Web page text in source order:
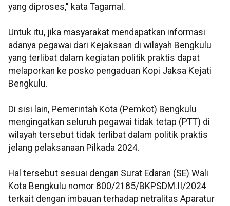
yang diproses," kata Tagamal.
Untuk itu, jika masyarakat mendapatkan informasi
adanya pegawai dari Kejaksaan di wilayah Bengkulu
yang terlibat dalam kegiatan politik praktis dapat
melaporkan ke posko pengaduan Kopi Jaksa Kejati
Bengkulu.
Di sisi lain, Pemerintah Kota (Pemkot) Bengkulu
mengingatkan seluruh pegawai tidak tetap (PTT) di
wilayah tersebut tidak terlibat dalam politik praktis
jelang pelaksanaan Pilkada 2024.
Hal tersebut sesuai dengan Surat Edaran (SE) Wali
Kota Bengkulu nomor 800/2185/BKPSDM.II/2024
terkait dengan imbauan terhadap netralitas Aparatur